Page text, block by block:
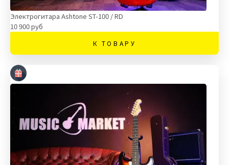
Электрогитара Ashtone ST-100 / RD
10 900 руб
К ТОВАРУ